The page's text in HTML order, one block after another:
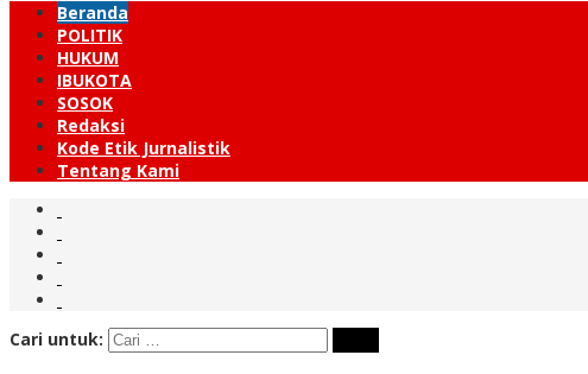
Beranda
POLITIK
HUKUM
IBUKOTA
SOSOK
Redaksi
Kode Etik Jurnalistik
Tentang Kami
Cari untuk: